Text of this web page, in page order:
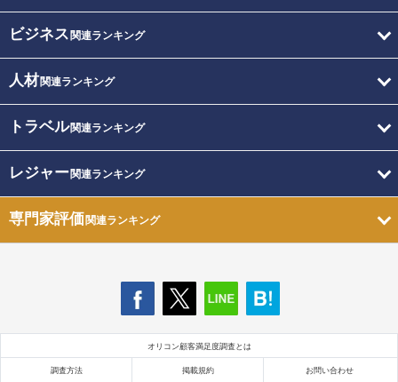
ビジネス 関連ランキング
人材関連ランキング
トラベル関連ランキング
レジャー関連ランキング
専門家評価関連ランキング
オリコン顧客満足度調査とは
調査方法 掲載規約 お問い合わせ